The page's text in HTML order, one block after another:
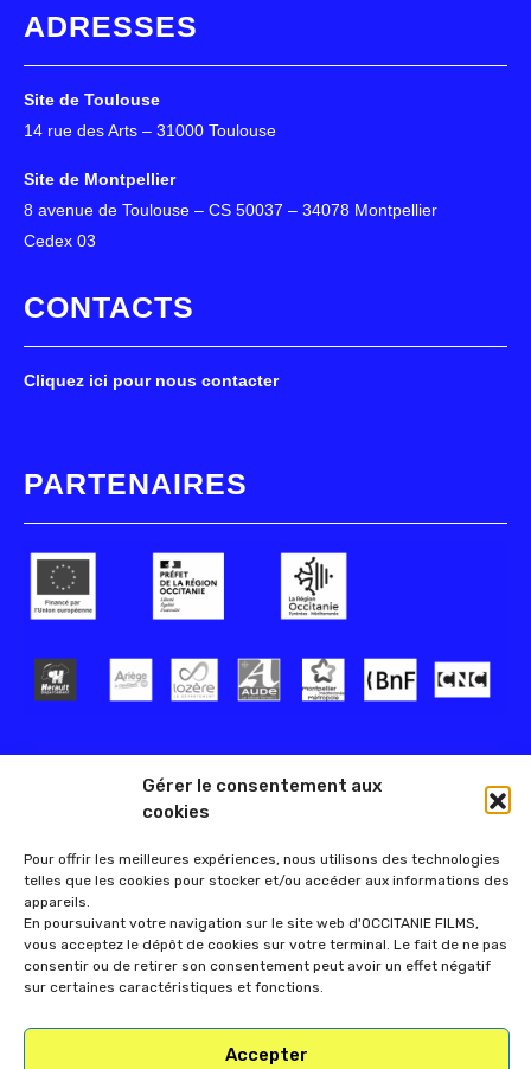
Gérer le consentement aux
cookies
Pour offrir les meilleures expériences, nous utilisons des technologies
telles que les cookies pour stocker et/ou accéder aux informations des
appareils.
En poursuivant votre navigation sur le site web d'OCCITANIE FILMS,
vous acceptez le dépôt de cookies sur votre terminal. Le fait de ne pas
consentir ou de retirer son consentement peut avoir un effet négatif
sur certaines caractéristiques et fonctions.
Accepter
ADRESSES
Site de Toulouse
14 rue des Arts – 31000 Toulouse
Site de Montpellier
8 avenue de Toulouse – CS 50037 – 34078 Montpellier
Cedex 03
CONTACTS
Cliquez ici pour nous contacter
PARTENAIRES